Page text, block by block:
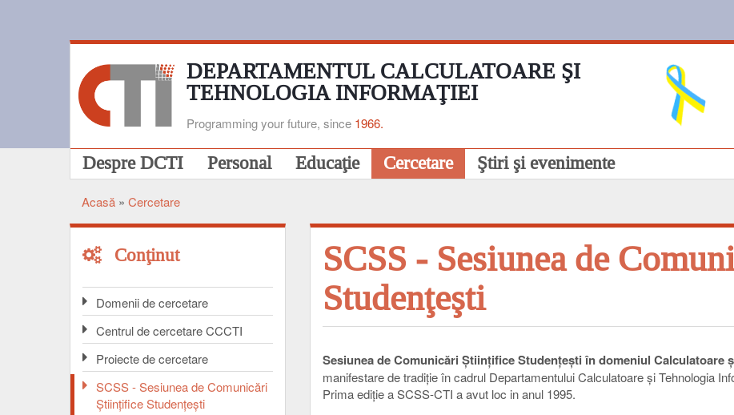
DEPARTAMENTUL CALCULATOARE ŞI
TEHNOLOGIA INFORMAŢIEI
Programming your future, since 1966.
Navigare
principală
Despre DCTI Personal Educaţie Cercetare Ştiri şi evenimente
Breadcrumb
Acasă Cercetare
Conţinut
Domenii de cercetare
Centrul de cercetare CCCTI
Proiecte de cercetare
SCSS - Sesiunea de Comunicări
Ştiinţifice Studenţeşti
SCSS - Sesiunea de
Studenţeşti
Sesiunea de Comunicări Ştiinţifice Studenţeşti în domeniul Calculatoare
manifestare de tradiţie în cadrul Departamentului Calculatoare şi Tehnologia
Prima ediție a SCSS-CTI a avut loc in anul 1995.